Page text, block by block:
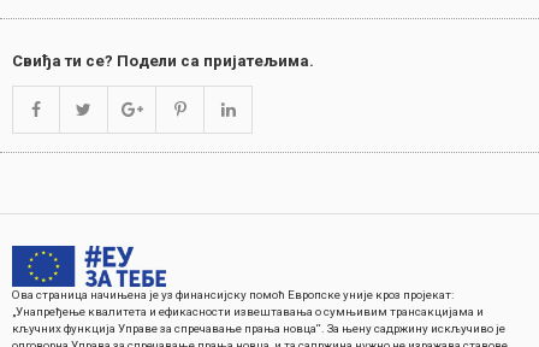
Свиђа ти се? Подели са пријатељима.
Ова страница начињена је уз финансијску помоћ Европске уније кроз пројекат:
„Унапређење квалитета и ефикасности извештавања о сумњивим трансакцијама и
кључних функција Управе за спречавање прања новца“. За њену садржину искључиво је